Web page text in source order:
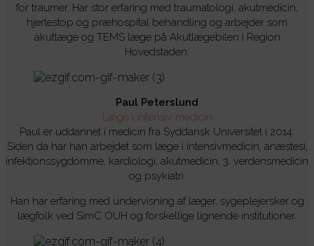
for traumer. Har stor erfaring med traumatologi, akutmedicin,
hjertestop og præhospital behandling og arbejder som
akutlæge og TEMS læge på Akutlægebilen i Region
Hovedstaden.
Paul Peterslund
Læge i intensiv medicin
Paul er uddannet i medicin fra Syddansk Universitet i 2014.
Siden da har han arbejdet som læge i intensivmedicin, anæstesi,
infektionssygdomme, kardiologi, akutmedicin, 3. verdensmedicin
og psykiatri.
Han har erfaring med undervisning af læger, sygeplejersker og
lægfolk ved SimC OUH og forskellige lignende institutioner.